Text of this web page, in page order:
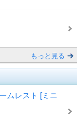
もっと見る
ムレスト [ミニ